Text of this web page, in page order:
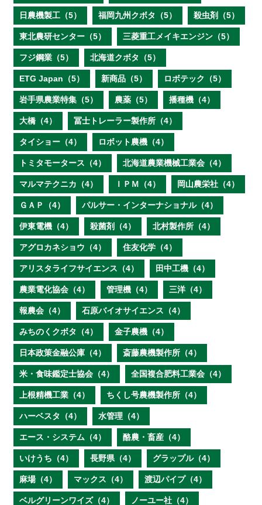
日農機製工（5） 福岡九州クボタ（5） 殺虫剤（5）
東北農研センター（5） 三菱重工メイキエンジン（5）
フジ鋼業（5） 北海道クボタ（5）
ETG Japan（5） 新商品（5） ロボテック（5）
岩手県農業特集（5） 農薬（5） 播種機（4）
大橋（4） 冨士トレーラー製作所（4）
タイショー（4） ロボット農機（4）
トミタモータース（4） 北海道農業機械工業会（4）
マルマテクニカ（4） ＩＰＭ（4） 岡山農栄社（4）
ＧＡＰ（4） パルサー・インターナショナル（4）
伊東電機（4） 殺菌剤（4） 北村製作所（4）
アグロカネショウ（4） 住友化学（4）
アリスタライフサイエンス（4） 田中工機（4）
農業電化協会（4） 管理機（4） 三洋（4）
報農会（4） 石原バイオサイエンス（4）
みちのくクボタ（4） 金子農機（4）
日本政策金融公庫（4） 斎藤農機製作所（4）
米・食味鑑定士協会（4） 全国複合肥料工業会（4）
上根精機工業（4） ちくし号農機製作所（4）
ハーベスタ（4） 水管理（4）
エース・システム（4） 酪農・畜産（4）
いけうち（4） 長野県（4） グラップル（4）
麻場（4） マックス（4） 渡辺パイプ（4）
ベルグリーンワイズ（4） ノーユー社（4）